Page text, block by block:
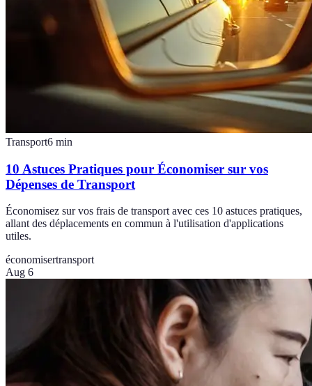
Transport6 min
10 Astuces Pratiques pour Économiser sur vos
Dépenses de Transport
Économisez sur vos frais de transport avec ces 10 astuces pratiques,
allant des déplacements en commun à l'utilisation d'applications
utiles.
économisertransport
Aug 6